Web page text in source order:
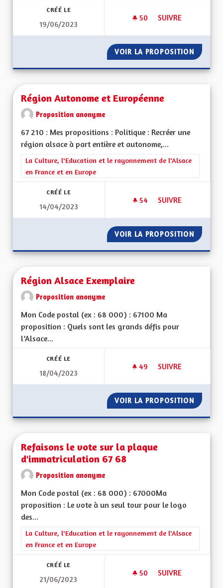
CRÉÉ LE
19/06/2023
50 50 ABONNÉS
SUIVRE
VOIR LA PROPOSITION
Région Autonome et Européenne
Proposition anonyme
67 210 : Mes propositions : Politique : Recréer une
région alsace à part entière et autonome,...
Filtrer les résultats de la catégorie : La Culture, l'Education et
La Culture, l'Education et le rayonnement de l'Alsace
en France et en Europe
CRÉÉ LE
14/04/2023
54 54 ABONNÉS
SUIVRE
VOIR LA PROPOSITION
Région Alsace Exemplaire
Proposition anonyme
Mon Code postal (ex : 68 000) : 67100 Ma
proposition : Quels sont les grands défis pour
l’Alsace...
CRÉÉ LE
18/04/2023
49 49 ABONNÉS
SUIVRE
VOIR LA PROPOSITION
Refaisons le vote sur la plaque
d'immatriculation 67 68
Proposition anonyme
Mon Code postal (ex : 68 000) : 67000Ma
proposition : Le vote à un seul tour pour le logo
des...
Filtrer les résultats de la catégorie : La Culture, l'Education et
La Culture, l'Education et le rayonnement de l'Alsace
en France et en Europe
CRÉÉ LE
21/06/2023
50 50 ABONNÉS
SUIVRE